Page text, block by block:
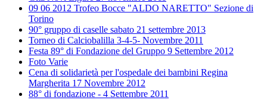
09 06 2012 Trofeo Bocce "ALDO NARETTO" Sezione di
Torino
90° gruppo di caselle sabato 21 settembre 2013
Torneo di Calciobalilla 3-4-5- Novembre 2011
Festa 89° di Fondazione del Gruppo 9 Settembre 2012
Foto Varie
Cena di solidarietà per l'ospedale dei bambini Regina
Margherita 17 Novembre 2012
88° di fondazione - 4 Settembre 2011